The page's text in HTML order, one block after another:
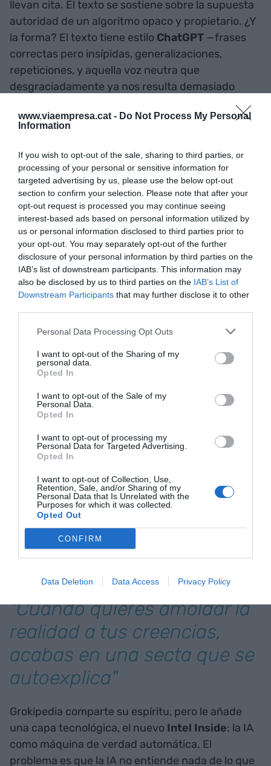
www.viaempresa.cat - Do Not Process My Personal
Information
If you wish to opt-out of the sale, sharing to third parties, or
processing of your personal or sensitive information for
targeted advertising by us, please use the below opt-out
section to confirm your selection. Please note that after your
opt-out request is processed you may continue seeing
interest-based ads based on personal information utilized by
us or personal information disclosed to third parties prior to
your opt-out. You may separately opt-out of the further
disclosure of your personal information by third parties on the
IAB’s list of downstream participants. This information may
also be disclosed by us to third parties on the IAB’s List of
Downstream Participants that may further disclose it to other
Personal Data Processing Opt Outs
I want to opt-out of the Sharing of my
personal data.
Opted In
I want to opt-out of the Sale of my
Personal Data.
Opted In
I want to opt-out of processing my
Personal Data for Targeted Advertising.
Opted In
I want to opt-out of Collection, Use,
Retention, Sale, and/or Sharing of my
Personal Data that Is Unrelated with the
Purposes for which it was collected.
Opted Out
CONFIRM
Data Deletion Data Access Privacy Policy
llevan cita. El texto se sostiene sobre la supuesta
autoridad de un algoritmo opaco y propietario. ¿Y
la forma? El texto tiene estilo ChatGPT —frases
correctas pero insípidas, generalizaciones,
repeticiones, y aquella voz neutra que
desgraciadamente ya nos resulta demasiado
como si fuera un mérito en sí mismo. La sensación
es dedéjà-vu, una constatación de hasta qué
punto una máquina puede parecer que sabe
cuando en realidad solo regurgita información
que ha extraído de terceras fuentes sin respetar
la propiedad intelectual.
¿Una enciclopedia sin voluntarios académicos, ni
profesores, ni editores, ni entusiastas del
No tendrá éxito, pero…
No es la primera vez que alguien quiere hacer la
Wikipedia de los suyos. En 2006 ya apareció
Conservapedia, una enciclopedia alternativa
creada por conservadores de extrema derecha
estadounidenses indignados porque Wikipedia era
“tendenciosa, anticristiana y contraria a la cultura
6.000 años y que la teoría de la evolución era solo
una opinión. El proyecto aún existe, como pieza
de museo digital y ejemplo de lo que no debes
hacer: cuando quieres amoldar la realidad a tus
creencias, acabas en una secta que se
"Cuando quieres amoldar la
realidad a tus creencias,
acabas en una secta que se
autoexplica"
Grokipedia comparte su espíritu, pero le añade
una capa tecnológica, el nuevo Intel Inside: la IA
como máquina de verdad automática. El
problema es que la IA no entiende nada de lo que